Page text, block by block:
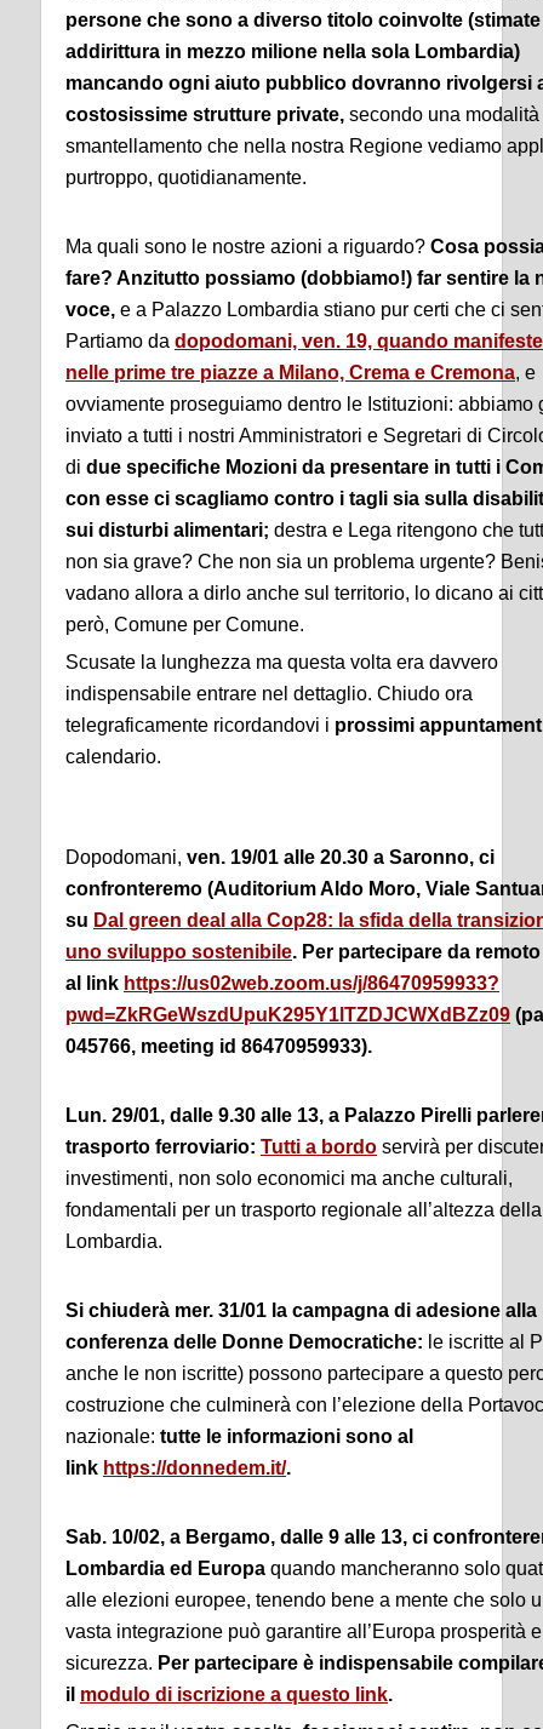
persone che sono a diverso titolo coinvolte (stimate
addirittura in mezzo milione nella sola Lombardia)
mancando ogni aiuto pubblico dovranno rivolgersi
costosissime strutture private, secondo una modalità
smantellamento che nella nostra Regione vediamo
purtroppo, quotidianamente.
Ma quali sono le nostre azioni a riguardo? Cosa
fare? Anzitutto possiamo (dobbiamo!) far sentire la
voce, e a Palazzo Lombardia stiano pur certi che ci
Partiamo da dopodomani, ven. 19, quando
nelle prime tre piazze a Milano, Crema e Cremona, e
ovviamente proseguiamo dentro le Istituzioni: abbiamo
inviato a tutti i nostri Amministratori e Segretari di
di due specifiche Mozioni da presentare in tutti i
con esse ci scagliamo contro i tagli sia sulla
sui disturbi alimentari; destra e Lega ritengono che
non sia grave? Che non sia un problema urgente?
vadano allora a dirlo anche sul territorio, lo dicano ai
però, Comune per Comune.
Scusate la lunghezza ma questa volta era davvero
indispensabile entrare nel dettaglio. Chiudo ora
telegraficamente ricordandovi i prossimi
calendario.
Dopodomani, ven. 19/01 alle 20.30 a Saronno, ci
confronteremo (Auditorium Aldo Moro, Viale
su Dal green deal alla Cop28: la sfida della
uno sviluppo sostenibile. Per partecipare da
al link https://us02web.zoom.us/j/86470959933?
pwd=ZkRGeWszdUpuK295Y1lTZDJCWXdBZz09
045766, meeting id 86470959933).
Lun. 29/01, dalle 9.30 alle 13, a Palazzo Pirelli
trasporto ferroviario: Tutti a bordo servirà per
investimenti, non solo economici ma anche culturali,
fondamentali per un trasporto regionale all’altezza della
Lombardia.
Si chiuderà mer. 31/01 la campagna di adesione alla
conferenza delle Donne Democratiche: le iscritte al
anche le non iscritte) possono partecipare a questo
costruzione che culminerà con l’elezione della
nazionale: tutte le informazioni sono al
link https://donnedem.it/.
Sab. 10/02, a Bergamo, dalle 9 alle 13, ci
Lombardia ed Europa quando mancheranno solo
alle elezioni europee, tenendo bene a mente che solo
vasta integrazione può garantire all’Europa prosperità e
sicurezza. Per partecipare è indispensabile
il modulo di iscrizione a questo link.